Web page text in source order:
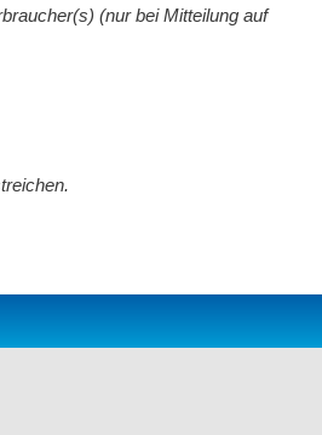
(nur bei Mitteilung auf